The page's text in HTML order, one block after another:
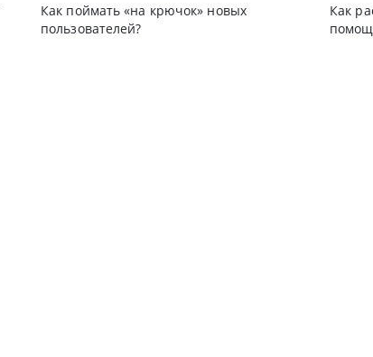
Как поймать «на крючок» новых
пользователей?
Как